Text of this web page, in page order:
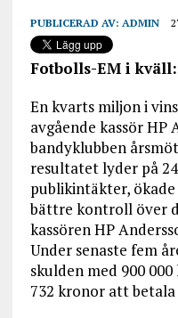
PUBLICERAD AV: ADMIN
Fotbolls-EM i
En kvarts miljon i
avgående kassör HP
bandyklubben
resultatet lyder på
publikintäkter,
bättre kontroll över
kassören HP
Under senaste fem
skulden med 900
732 kronor att betala